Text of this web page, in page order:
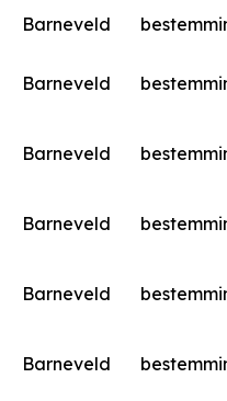
Barneveld
Barneveld
Barneveld
Barneveld
Barneveld
Barneveld